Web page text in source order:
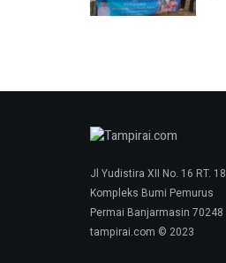
Jl Yudistira XII No. 16 RT. 18
Kompleks Bumi Pemurus
Permai Banjarmasin 70248
tampirai.com © 2023